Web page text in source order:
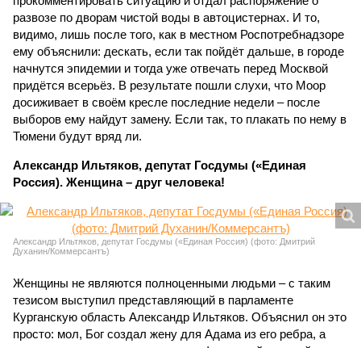
развозе по дворам чистой воды в автоцистернах. И то,
видимо, лишь после того, как в местном Роспотребнадзоре
ему объяснили: дескать, если так пойдёт дальше, в городе
начнутся эпидемии и тогда уже отвечать перед Москвой
придётся всерьёз. В результате пошли слухи, что Моор
досиживает в своём кресле последние недели – после
выборов ему найдут замену. Если так, то плакать по нему в
Тюмени будут вряд ли.
Александр Ильтяков, депутат Госдумы («Единая
Россия). Женщина – друг человека!
Александр Ильтяков, депутат Госдумы («Единая Россия) (фото: Дмитрий
Духанин/Коммерсантъ)
Женщины не являются полноценными людьми – с таким
тезисом выступил представляющий в парламенте
Курганскую область Александр Ильтяков. Объяснил он это
просто: мол, Бог создал жену для Адама из его ребра, а